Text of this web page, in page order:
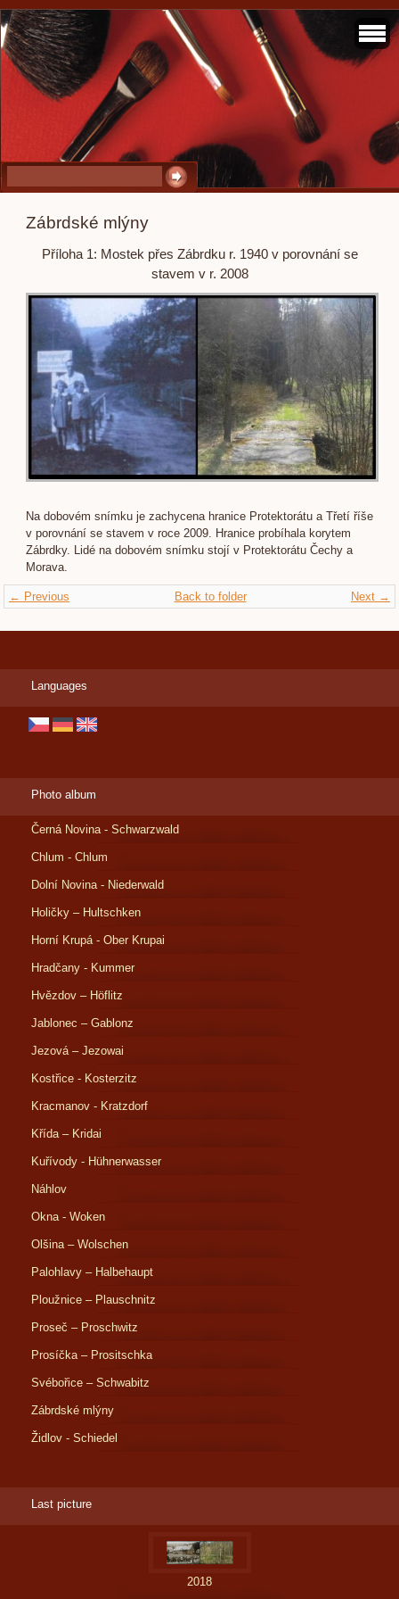
Zábrdské mlýny
Příloha 1: Mostek přes Zábrdku r. 1940 v porovnání se
stavem v r. 2008
Na dobovém snímku je zachycena hranice Protektorátu a Třetí říše
v porovnání se stavem v roce 2009. Hranice probíhala korytem
Zábrdky. Lidé na dobovém snímku stojí v Protektorátu Čechy a
Morava.
← Previous Next →
Back to folder
Languages
Photo album
Černá Novina - Schwarzwald
Chlum - Chlum
Dolní Novina - Niederwald
Holičky – Hultschken
Horní Krupá - Ober Krupai
Hradčany - Kummer
Hvězdov – Höflitz
Jablonec – Gablonz
Jezová – Jezowai
Kostřice - Kosterzitz
Kracmanov - Kratzdorf
Křída – Kridai
Kuřívody - Hühnerwasser
Náhlov
Okna - Woken
Olšina – Wolschen
Palohlavy – Halbehaupt
Ploužnice – Plauschnitz
Proseč – Proschwitz
Prosíčka – Prositschka
Svébořice – Schwabitz
Zábrdské mlýny
Židlov - Schiedel
Last picture
2018